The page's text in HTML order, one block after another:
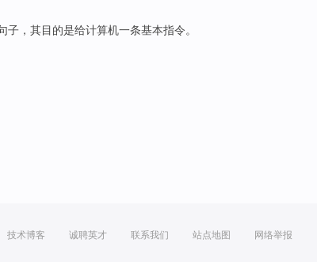
子 ，其目的是给计算机一条基本指令。
技术博客 诚聘英才 联系我们 站点地图 网络举报